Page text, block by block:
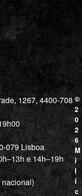
1267, 4400-708
079 Lisboa
e 14h–19h
©
2
0
2
6
M
i
l
í
c